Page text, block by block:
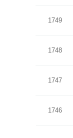
1749
1748
1747
1746